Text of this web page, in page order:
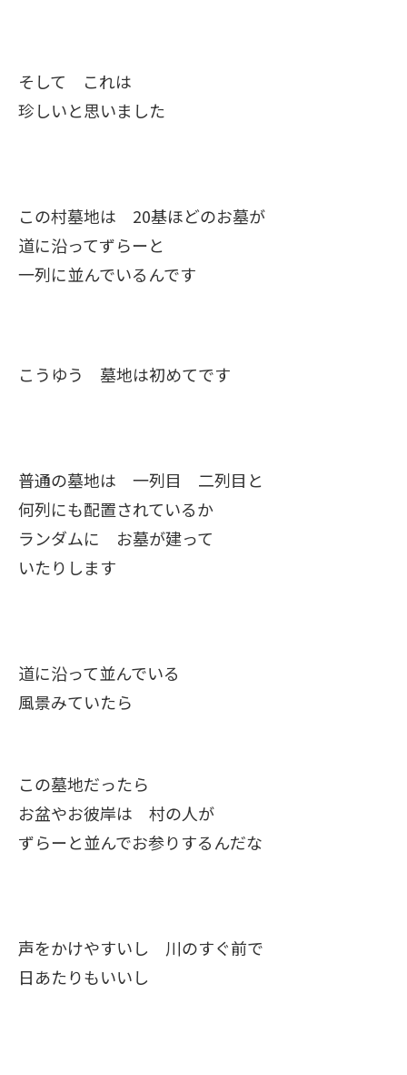
そして これは
珍しいと思いました
この村墓地は 20基ほどのお墓が
道に沿ってずらーと
一列に並んでいるんです
こうゆう 墓地は初めてです
普通の墓地は 一列目 二列目と
何列にも配置されているか
ランダムに お墓が建って
いたりします
道に沿って並んでいる
風景みていたら
この墓地だったら
お盆やお彼岸は 村の人が
ずらーと並んでお参りするんだな
声をかけやすいし 川のすぐ前で
日あたりもいいし